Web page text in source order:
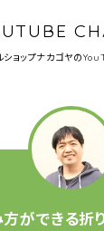
ショップナカゴヤの
ができる折